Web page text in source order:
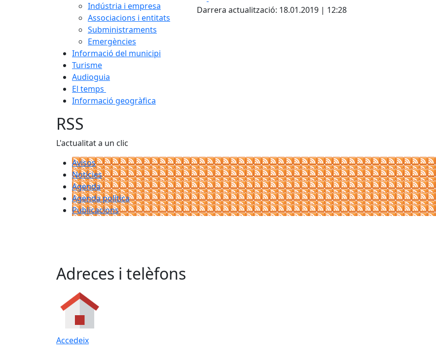
Indústria i empresa
Associacions i entitats
Subministraments
Emergències
Informació del municipi
Turisme
Audioguia
El temps
Informació geogràfica
Darrera actualització: 18.01.2019 | 12:28
RSS
L'actualitat a un clic
Avisos
Notícies
Agenda
Agenda política
Publicacions
Adreces i telèfons
Accedeix